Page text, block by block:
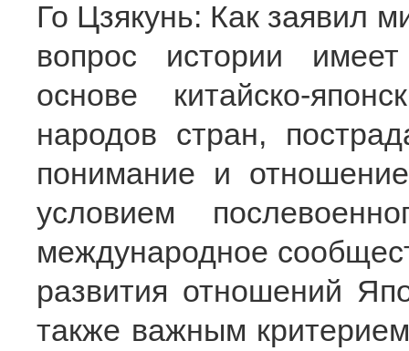
Го Цзякунь: Как заявил
вопрос истории
основе китайско-
народов стран,
понимание и
условием
международное
развития отношений
также важным